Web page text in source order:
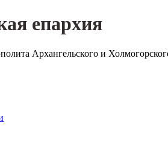
епархия
Архангельского и